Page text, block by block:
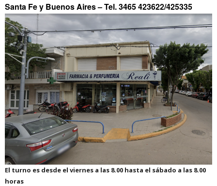
Santa Fe y Buenos Aires –Tel. 3465 423622/425335
El turno es desde el viernes a las 8.00 hasta el sábado a las 8.00
horas